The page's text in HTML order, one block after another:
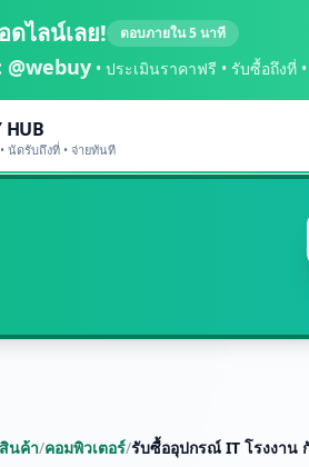
ดไลน์เลย! ตอบภายใน 5 นาที
@webuy • ประเมินราคาฟรี • รับซื้อถึงที่
HUB
นัดรับถึงที่ • จ่ายทันที
นค้า/คอมพิวเตอร์/รับซื้ออุปกรณ์ IT โรงงาน